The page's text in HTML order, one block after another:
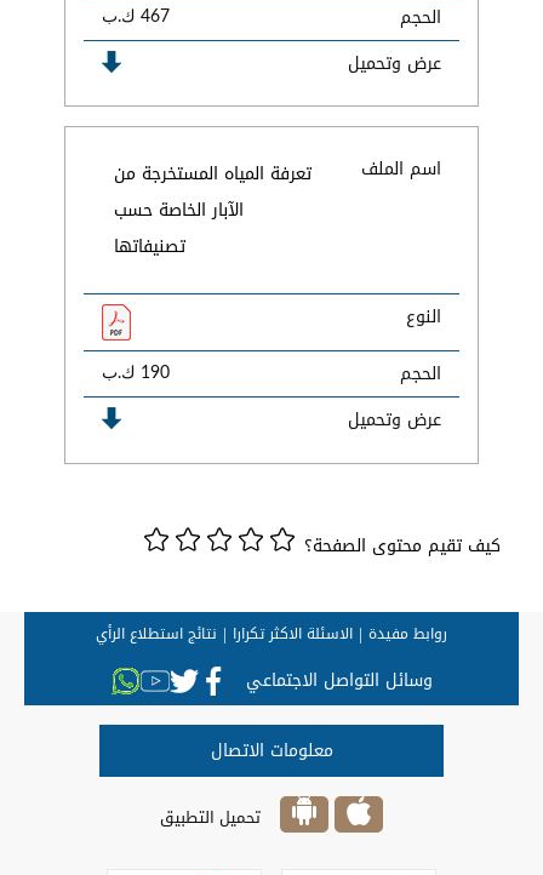
الحجم
467 ك.ب
عرض وتحميل
اسم الملف
تعرفة المياه المستخرجة من
الآبار الخاصة حسب
تصنيفاتها
النوع
الحجم
190 ك.ب
عرض وتحميل
كيف تقيم محتوى الصفحة؟
روابط مفيدة الاسئلة الاكثر تكرارا نتائج استطلاع الرأي
وسائل التواصل الاجتماعي
معلومات الاتصال
تحميل التطبيق